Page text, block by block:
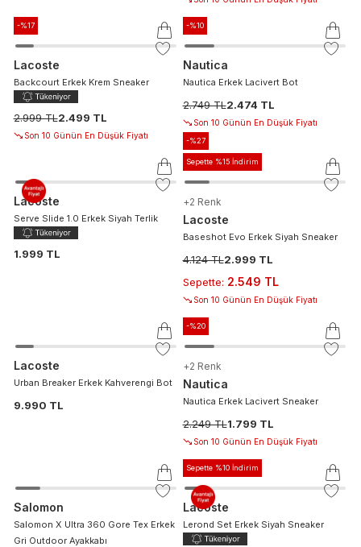
-%17
Lacoste
Backcourt Erkek Krem Sneaker
2.999 TL2.499 TL
Son 10 Günün En Düşük Fiyatı
-%10
Nautica
Nautica Erkek Lacivert Bot
2.749 TL2.474 TL
Son 10 Günün En Düşük Fiyatı
Lacoste
Serve Slide 1.0 Erkek Siyah Terlik
1.999 TL
-%27
Sepette %15 İndirim
+2 Renk
Lacoste
Baseshot Evo Erkek Siyah Sneaker
4.124 TL2.999 TL
Sepette: 2.549 TL
Son 10 Günün En Düşük Fiyatı
Lacoste
Urban Breaker Erkek Kahverengi Bot
9.990 TL
-%20
+2 Renk
Nautica
Nautica Erkek Lacivert Sneaker
2.249 TL1.799 TL
Son 10 Günün En Düşük Fiyatı
Salomon
Salomon X Ultra 360 Gore Tex Erkek
Gri Outdoor Ayakkabı
Sepette %10 İndirim
Lacoste
Lerond Set Erkek Siyah Sneaker